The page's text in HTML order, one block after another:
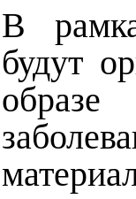
В
будут